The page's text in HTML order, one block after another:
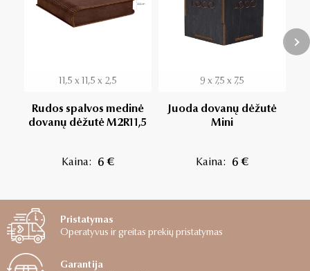
11,5 x 11,5 x 2,5
Rudos spalvos medinė
dovanų dėžutė M2R11,5
Kaina: 6 €
9 x 7,5 x 7,5
Juoda dovanų dėžutė
Mini
Kaina: 6 €
Pristatymas
Operatyvus ir greitas prekių pristatymas
Garantija